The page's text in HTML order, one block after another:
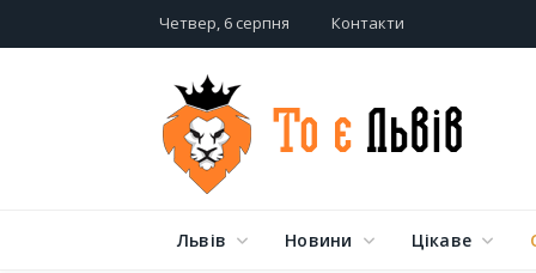
Четвер, 6 серпня Контакти
Львів Новини Цікаве